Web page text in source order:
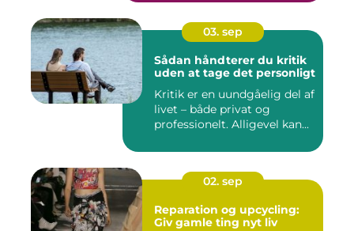
03. sep
Sådan håndterer du kritik
uden at tage det personligt
Kritik er en uundgåelig del af
livet – både privat og
professionelt. Alligevel kan...
02. sep
Reparation og upcycling:
Giv gamle ting nyt liv